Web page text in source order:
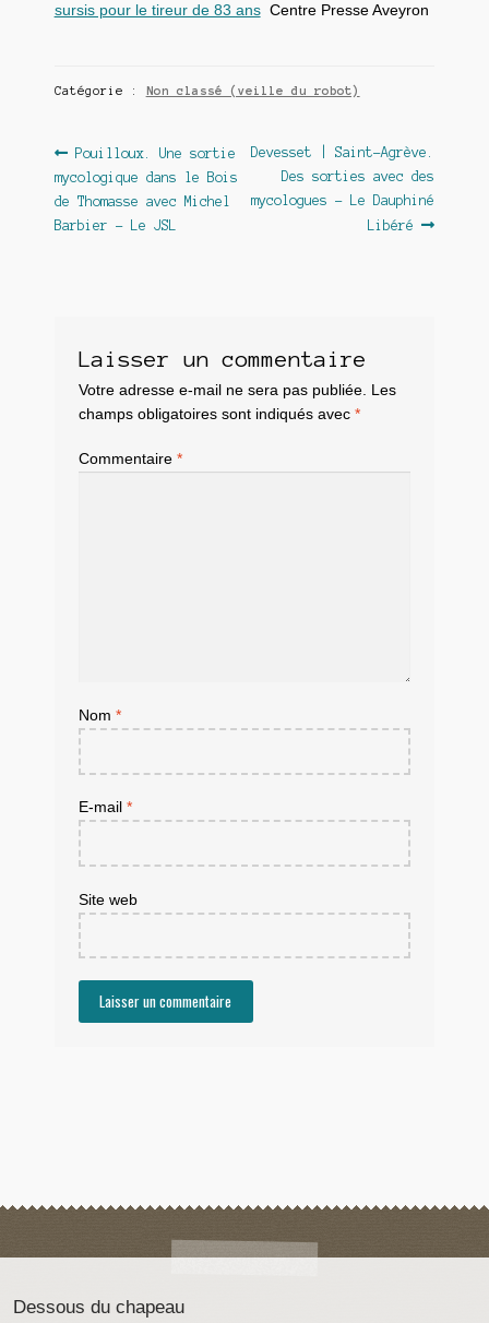
sursis pour le tireur de 83 ansCentre Presse Aveyron
Catégorie : Non classé (veille du robot)
Navigation
de
l’article
Article
précédent :
Pouilloux. Une sortie
mycologique dans le Bois
de Thomasse avec Michel
Barbier – Le JSL
Article
suivant :
Devesset | Saint-Agrève.
Des sorties avec des
mycologues – Le Dauphiné
Libéré
Laisser un commentaire
Votre adresse e-mail ne sera pas publiée. Les
champs obligatoires sont indiqués avec *
Commentaire *
Nom *
E-mail *
Site web
Dessous du chapeau